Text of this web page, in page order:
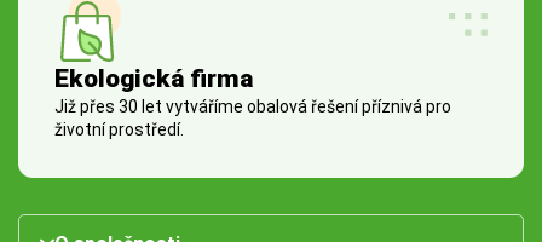
Ekologická firma
Již přes 30 let vytváříme obalová řešení příznivá pro
životní prostředí.